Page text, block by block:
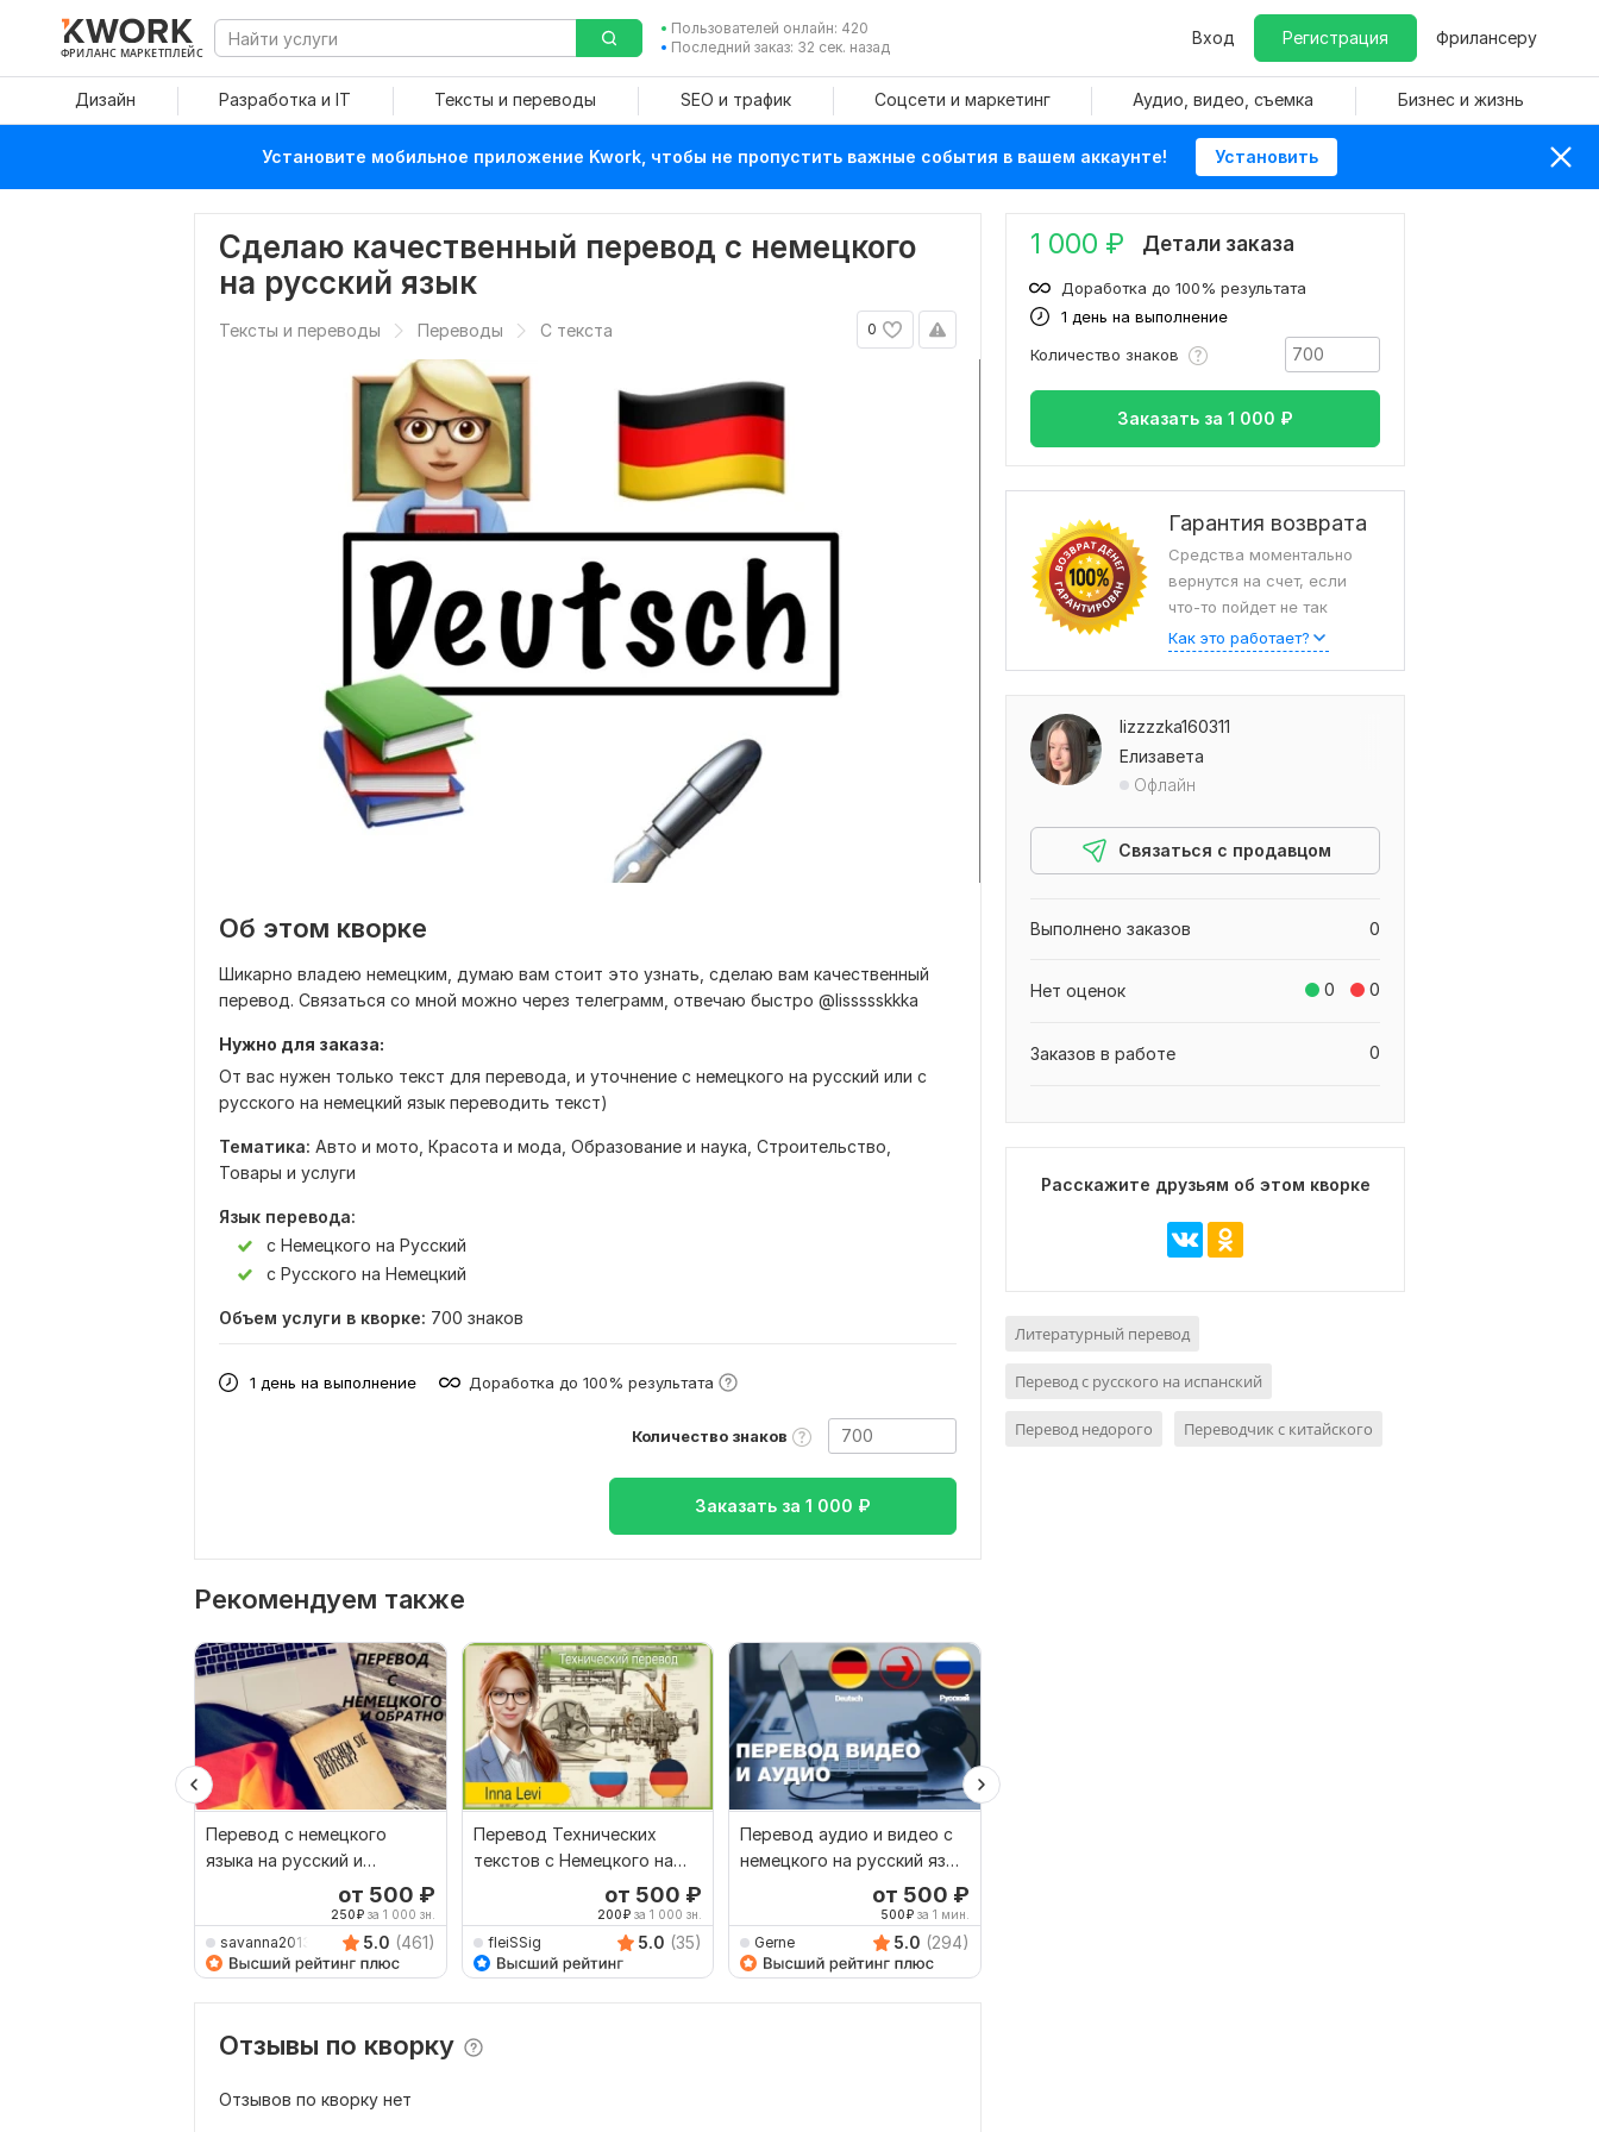
ФРИЛАНС МАРКЕТПЛЕЙС
Пользователей онлайн: 420
Последний заказ: 32 сек. назад
Вход Регистрация Фрилансеру
Дизайн Разработка и IT Тексты и переводы SEO и трафик Соцсети и маркетинг Аудио, видео, съемка Бизнес и жизнь
Установите мобильное приложение Kwork, чтобы не пропустить важные события в вашем аккаунте! Установить
Сделаю качественный перевод с немецкого
на русский язык
0
Тексты и переводы Переводы С текста
Об этом кворке
Шикарно владею немецким, думаю вам стоит это узнать, сделаю вам качественный
перевод. Связаться со мной можно через телеграмм, отвечаю быстро @lissssskkka
Нужно для заказа:
От вас нужен только текст для перевода, и уточнение с немецкого на русский или с
русского на немецкий язык переводить текст)
Тематика: Авто и мото, Красота и мода, Образование и наука, Строительство,
Товары и услуги
Язык перевода:
с Немецкого на Русский
с Русского на Немецкий
Объем услуги в кворке: 700 знаков
1 день на выполнение Доработка до 100% результата
Количество знаков
Заказать за 1 000 ₽
Рекомендуем также
Перевод с немецкого
языка на русский и
от 500 ₽
250₽за 1 000 зн.
savanna2013 5.0 (461)
Перевод Технических
текстов с Немецкого на
Русский и обратноот 500 ₽
200₽ за 1 000 зн.
fleiSSig 5.0 (35)
Перевод аудио и видео с
немецкого на русский язык
от 500 ₽
500₽за 1 мин.
Gerne 5.0 (294)
Отзывы по кворку
Отзывов по кворку нет
1 000 ₽ Детали заказа
1 день на выполнение
Доработка до 100% результата
Количество знаков
Заказать за 1 000 ₽
Гарантия возврата
Средства моментально
вернутся на счет, если
что-то пойдет не так
Как это работает?
lizzzzka160311
Елизавета
Офлайн
Связаться с продавцом
0
Выполнено заказов
0 0
Нет оценок
0
Заказов в работе
Расскажите друзьям об этом кворке
Литературный перевод
Перевод с русского на испанский
Перевод недорого Переводчик с китайского